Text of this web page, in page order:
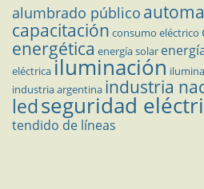
alumbrado público
capacitación consumo eléctrico
energética energía solar
eléctricailuminación
industria argentina industria
ledseguridad
tendido de líneas